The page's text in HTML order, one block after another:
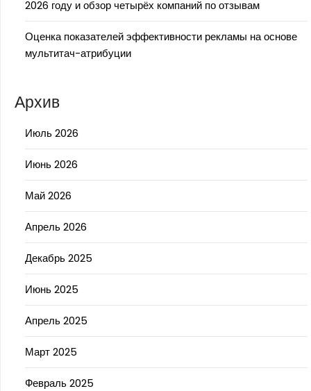
2026 году и обзор четырёх компаний по отзывам
Оценка показателей эффективности рекламы на основе
мультитач-атрибуции
Архив
Июль 2026
Июнь 2026
Май 2026
Апрель 2026
Декабрь 2025
Июнь 2025
Апрель 2025
Март 2025
Февраль 2025